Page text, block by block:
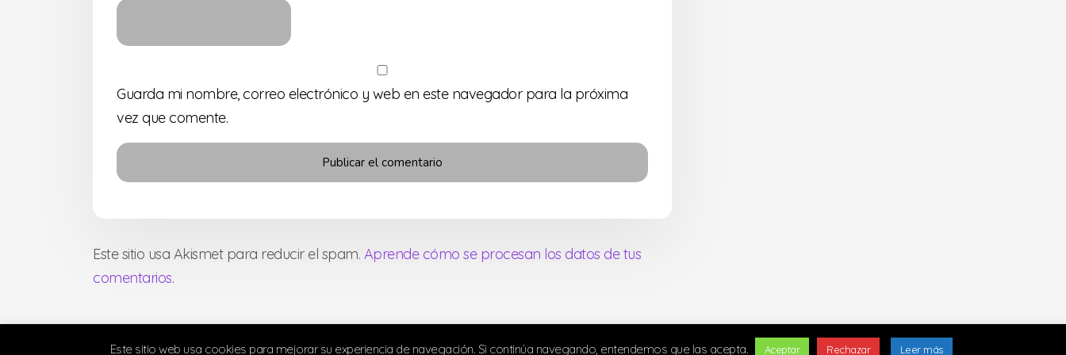
Guarda mi nombre, correo electrónico y web en este navegador para la próxima
vez que comente.
Este sitio usa Akismet para reducir el spam. Aprende cómo se procesan los datos de tus
comentarios.
Este sitio web usa cookies para mejorar su experiencia de navegación. Si continúa navegando, entendemos que las acepta. Aceptar Rechazar Leer más